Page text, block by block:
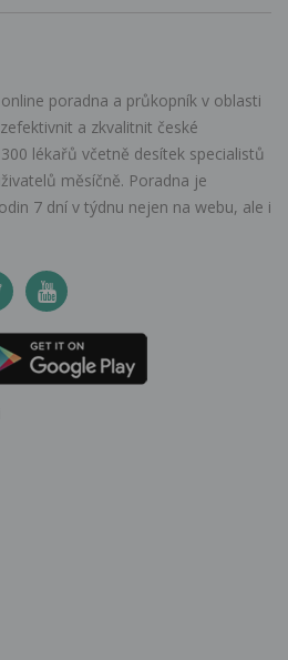
poradna a průkopník v oblasti
a zkvalitnit české
lékařů včetně desítek specialistů
měsíčně. Poradna je
7 dní v týdnu nejen na webu, ale i